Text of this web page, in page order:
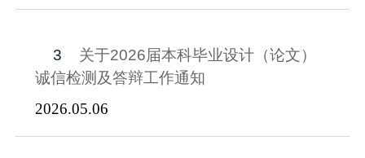
3
关于2026届本科毕业设计（论文）
诚信检测及答辩工作通知
2026.05.06